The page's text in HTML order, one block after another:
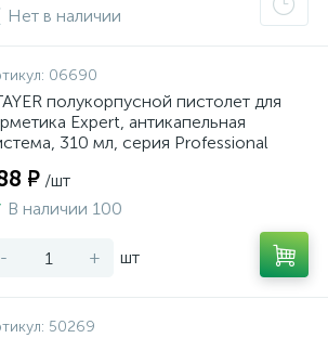
Нет в наличии
06690
полукорпусной пистолет для
Expert, антикапельная
310 мл, серия Professional
₽ /шт
В наличии 100
- + шт
50269